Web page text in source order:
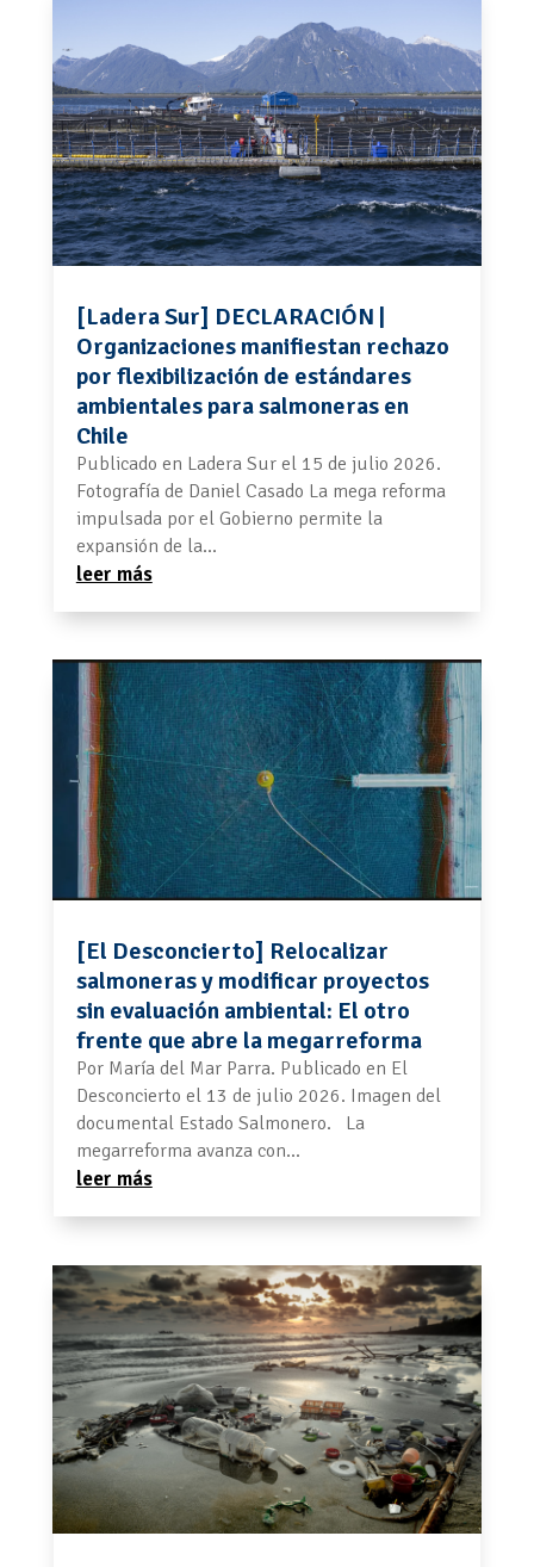
[Ladera Sur] DECLARACIÓN |
Organizaciones manifiestan rechazo
por flexibilización de estándares
ambientales para salmoneras en
Chile
Publicado en Ladera Sur el 15 de julio 2026.
Fotografía de Daniel Casado La mega reforma
impulsada por el Gobierno permite la
expansión de la...
leer más
[El Desconcierto] Relocalizar
salmoneras y modificar proyectos
sin evaluación ambiental: El otro
frente que abre la megarreforma
Por María del Mar Parra. Publicado en El
Desconcierto el 13 de julio 2026. Imagen del
documental Estado Salmonero. La
megarreforma avanza con...
leer más